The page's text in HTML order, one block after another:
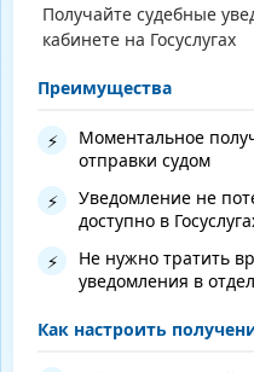
Получайте судебные
кабинете на Госуслугах
Преимущества
⚡
Моментальное
отправки судом
⚡
Уведомление не
доступно в
⚡
Не нужно тратить
уведомления в
Как настроить